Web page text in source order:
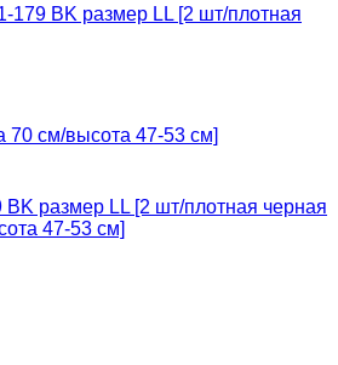
размер LL [2 шт/плотная черная
47-53 см]